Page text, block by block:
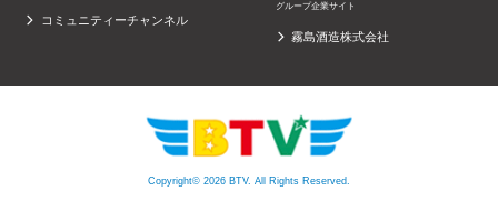
コミュニティーチャンネル
グループ企業サイト
霧島酒造株式会社
Copyright© 2026 BTV. All Rights Reserved.